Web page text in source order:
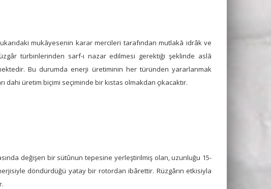
mukāyesenin karar mercileri tarafından mutlakā idrâk ve
türbinlerinden sarf-ı nazar edilmesi gerektiği şeklinde aslā
Bu durumda enerji üretiminin her türünden yararlanmak
üretim biçimi seçiminde bir kıstas olmakdan çıkacaktır.
değişen bir sütûnun tepesine yerleştirilmiş olan, uzunluğu 15-
döndürdüğü yatay bir rotordan ibârettir. Rüzgârın etkisiyla